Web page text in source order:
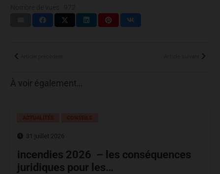
À voir également…
31 juillet 2026
incendies 2026 – les conséquences
juridiques pour les…